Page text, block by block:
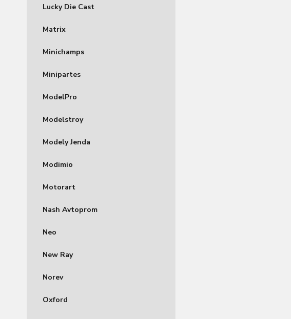
Lucky Die Cast
Matrix
Minichamps
Minipartes
ModelPro
Modelstroy
Modely Jenda
Modimio
Motorart
Nash Avtoprom
Neo
New Ray
Norev
Oxford